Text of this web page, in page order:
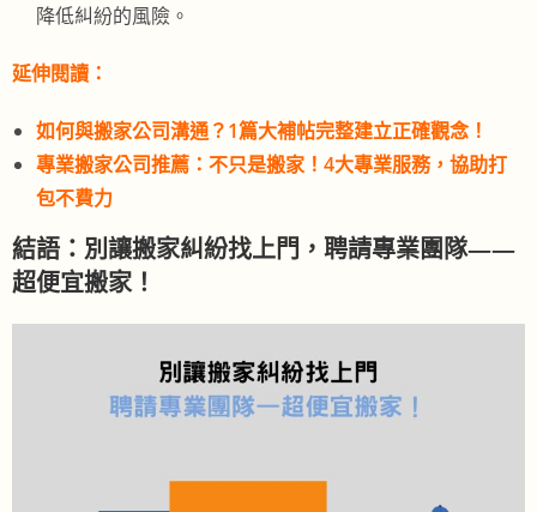
降低糾紛的風險。
延伸閱讀：
如何與搬家公司溝通？1篇大補帖完整建立正確觀念！
專業搬家公司推薦：不只是搬家！4大專業服務，協助打
包不費力
結語：別讓搬家糾紛找上門，聘請專業團隊——
超便宜搬家！